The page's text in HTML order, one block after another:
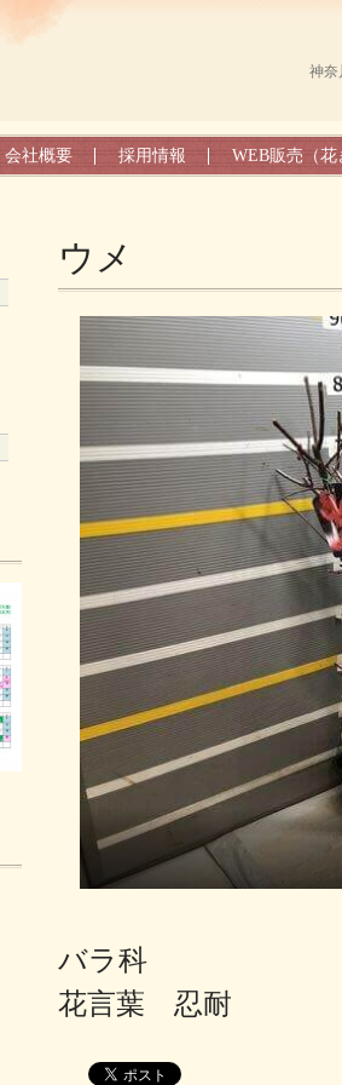
神奈
会社概要 採用情報 WEB販売（
ウメ
バラ科
花言葉 忍耐